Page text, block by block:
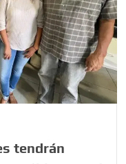
tendrán